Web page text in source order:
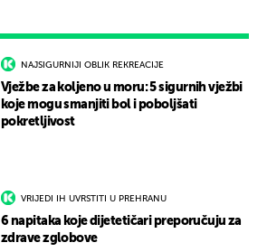
NAJSIGURNIJI OBLIK REKREACIJE
Vježbe za koljeno u moru: 5 sigurnih vježbi
koje mogu smanjiti bol i poboljšati
pokretljivost
VRIJEDI IH UVRSTITI U PREHRANU
6 napitaka koje dijetetičari preporučuju za
zdrave zglobove